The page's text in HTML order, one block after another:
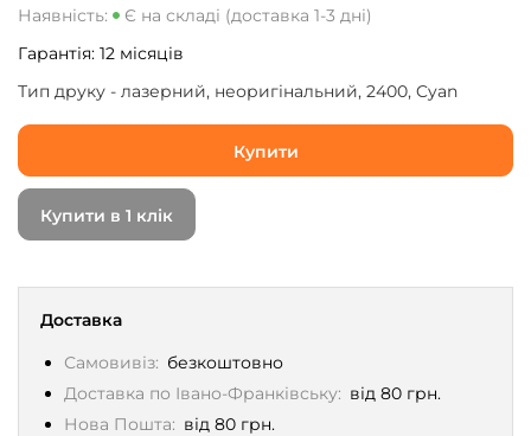
Доставка
Самовивіз: безкоштовно
Доставка по Івано-Франківську: від 80 грн.
Нова Пошта: від 80 грн.
Наявність:
Є на складі (доставка 1-3 дні)
Гарантія: 12 місяців
Тип друку - лазерний, неоригінальний, 2400, Cyan
Купити
Купити в 1 клік